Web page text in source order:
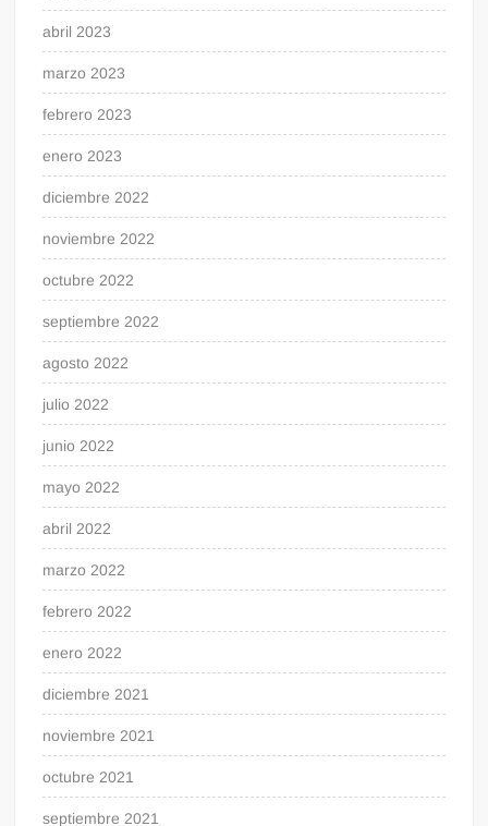
abril 2023
marzo 2023
febrero 2023
enero 2023
diciembre 2022
noviembre 2022
octubre 2022
septiembre 2022
agosto 2022
julio 2022
junio 2022
mayo 2022
abril 2022
marzo 2022
febrero 2022
enero 2022
diciembre 2021
noviembre 2021
octubre 2021
septiembre 2021